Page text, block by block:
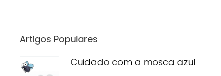
Artigos Populares
Cuidado com a mosca azul